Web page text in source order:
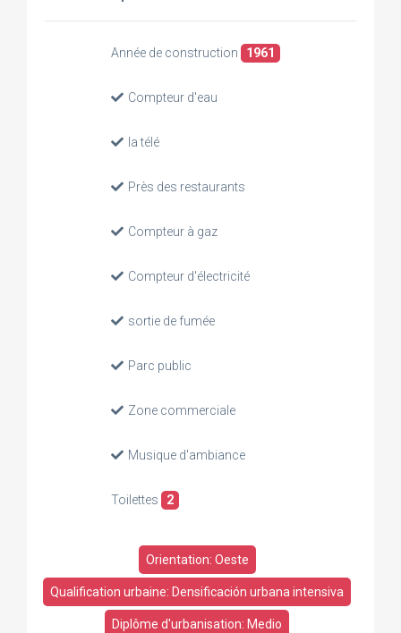
Année de construction 1961
Compteur d'eau
la télé
Près des restaurants
Compteur à gaz
Compteur d'électricité
sortie de fumée
Parc public
Zone commerciale
Musique d'ambiance
Toilettes 2
Orientation: Oeste
Qualification urbaine: Densificación urbana intensiva
Diplôme d'urbanisation: Medio